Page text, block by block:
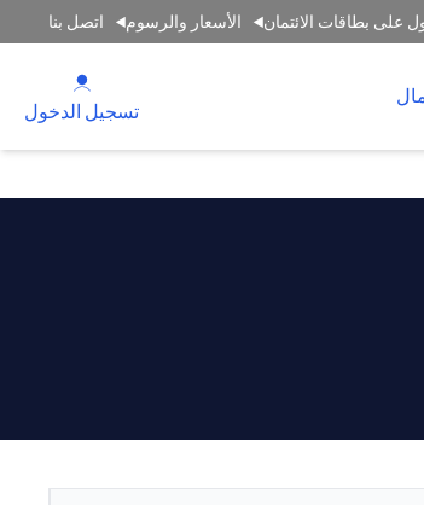
على بطاقات الائتمان الأسعار والرسوم اتصل بنا
تسجيل الدخول